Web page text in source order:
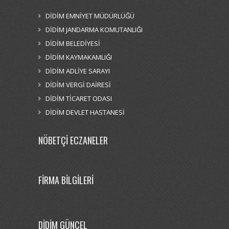
DİDİM EMNİYET MÜDÜRLÜĞÜ
DİDİM JANDARMA KOMUTANLIĞI
DİDİM BELEDİYESİ
DİDİM KAYMAKAMLIĞI
DİDİM ADLİYE SARAYI
DİDİM VERGİ DAİRESİ
DİDİM TİCARET ODASI
DİDİM DEVLET HASTANESİ
NÖBETÇİ ECZANELER
FİRMA BİLGİLERİ
DİDİM GÜNCEL